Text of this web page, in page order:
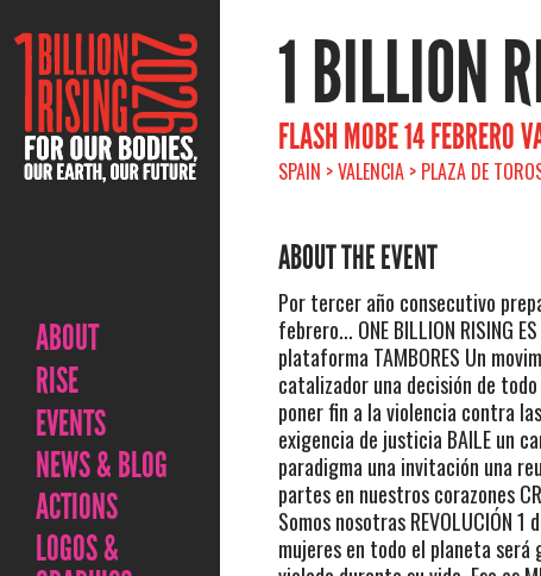
ABOUT
RISE
EVENTS
NEWS & BLOG
ACTIONS
LOGOS &
1 BILLION
FLASH MOBE 14 FEBRERO
SPAIN > VALENCIA > PLAZA DE
ABOUT THE EVENT
Por tercer año consecutivo
febrero... ONE BILLION RISING
plataforma TAMBORES Un
catalizador una decisión de
poner fin a la violencia contra
exigencia de justicia BAILE un
paradigma una invitación una
partes en nuestros corazones
Somos nosotras REVOLUCIÓN 1
mujeres en todo el planeta será